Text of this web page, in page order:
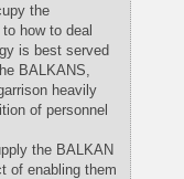
the
how to deal
is best served
BALKANS,
heavily
of personnel
the BALKAN
of enabling them